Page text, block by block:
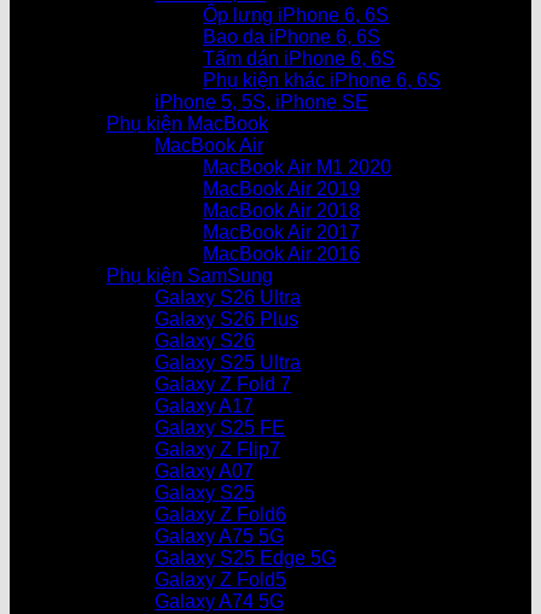
Ốp lưng iPhone 6, 6S
Bao da iPhone 6, 6S
Tấm dán iPhone 6, 6S
Phụ kiện khác iPhone 6, 6S
iPhone 5, 5S, iPhone SE
Phụ kiện MacBook
MacBook Air
MacBook Air M1 2020
MacBook Air 2019
MacBook Air 2018
MacBook Air 2017
MacBook Air 2016
Phụ kiện SamSung
Galaxy S26 Ultra
Galaxy S26 Plus
Galaxy S26
Galaxy S25 Ultra
Galaxy Z Fold 7
Galaxy A17
Galaxy S25 FE
Galaxy Z Flip7
Galaxy A07
Galaxy S25
Galaxy Z Fold6
Galaxy A75 5G
Galaxy S25 Edge 5G
Galaxy Z Fold5
Galaxy A74 5G